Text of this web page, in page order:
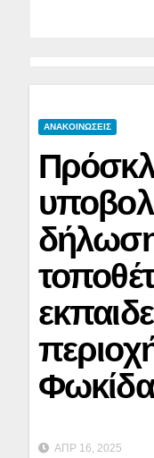
ΑΝΑΚΟΙΝΩΣΕΙΣ
ΑΠΡ 16, 2025